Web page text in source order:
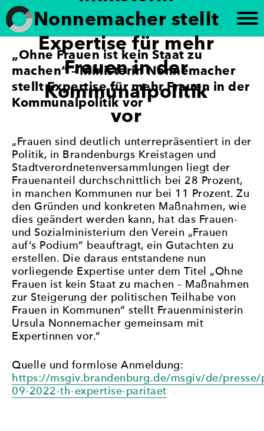
Weiter
zum
Inhalt
Frauen in die Kommunalpolitik
„Brandenburg paritätisch“ setzt sich für die
Förderung der politischen Gleichberechtigung von
Frauen in Brandenburg ein. Die Initiative
unterstützt die Beteiligung von Frauen an
politischen Prozessen und setzt sich für eine
paritätische Vertretung in politischen Gremien ein
stärkere Frauenbeteiligung in der Politik zu
erreichen.
Nonnemacher stellt
Expertise für mehr
Frauen in der
Kommunalpolitik
vor
„Ohne Frauen ist kein Staat zu
machen“ – Ministerin Nonnemacher
stellt Expertise für mehr Frauen in der
Kommunalpolitik vor
„Frauen sind deutlich unterrepräsentiert in der
Politik, in Brandenburgs Kreistagen und
Stadtverordnetenversammlungen liegt der
Frauenanteil durchschnittlich bei 28 Prozent,
in manchen Kommunen nur bei 11 Prozent. Zu
den Gründen und konkreten Maßnahmen, wie
dies geändert werden kann, hat das Frauen-
und Sozialministerium den Verein „Frauen
auf‘s Podium“ beauftragt, ein Gutachten zu
erstellen. Die daraus entstandene nun
vorliegende Expertise unter dem Titel „Ohne
Frauen ist kein Staat zu machen – Maßnahmen
zur Steigerung der politischen Teilhabe von
Frauen in Kommunen“ stellt Frauenministerin
Ursula Nonnemacher gemeinsam mit
Expertinnen vor.“
Quelle und formlose Anmeldung:
https://msgiv.brandenburg.de/msgiv/de/
09-2022-th-expertise-paritaet